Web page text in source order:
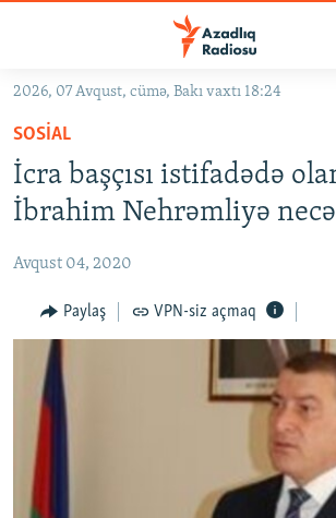
Əsas
qayıt
Əsas
naviqasiyaya
qayıt
GÜNDƏM
#İZAHLA
KORRUPSIOMETR
FƏRQƏ BAX
QANUNI DOĞRU
ARAŞDIRMA
MULTIMEDIA
VIDEO
İNFOQRAFIKA
RADIO ARXIV
AZƏRBAYCAN ƏDƏBIYYATI KITABXANASI
HAQQIMIZDA
MISSIYAMIZ
2026, 07 Avqust, cümə, Bakı vaxtı 18:24
SOSIAL
İcra başçısı istifadədə
İbrahim Nehrəmliyə
Avqust 04, 2020
Paylaş VPN-siz açmaq